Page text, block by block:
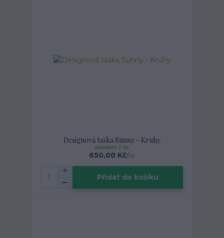
Designová taška Sunny - Kruhy
650,00 Kč/ks
skladem 2 ks
Přidat do košíku